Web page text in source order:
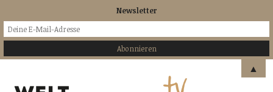
Newsletter
▲